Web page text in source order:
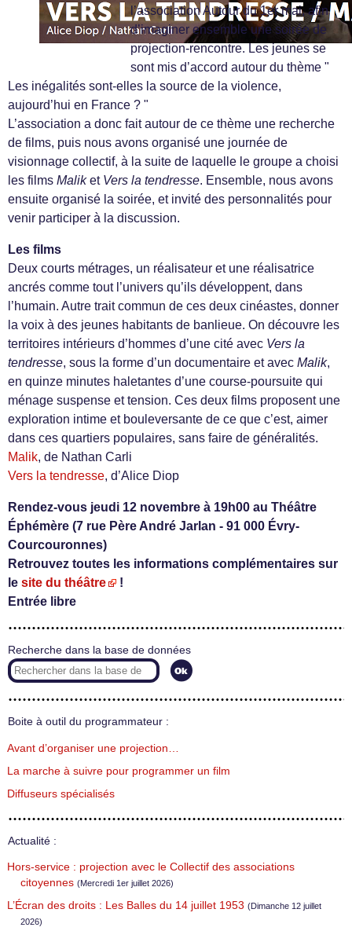
l’association Autour du 1er mai, afin
d’imaginer ensemble une soirée de
projection-rencontre. Les jeunes se
sont mis d’accord autour du thème "
Les inégalités sont-elles la source de la violence,
aujourd’hui en France ? "
L’association a donc fait autour de ce thème une recherche
de films, puis nous avons organisé une journée de
visionnage collectif, à la suite de laquelle le groupe a choisi
les films Maliket Vers la tendresse. Ensemble, nous avons
ensuite organisé la soirée, et invité des personnalités pour
venir participer à la discussion.
Les films
Deux courts métrages, un réalisateur et une réalisatrice
ancrés comme tout l’univers qu’ils développent, dans
l’humain. Autre trait commun de ces deux cinéastes, donner
la voix à des jeunes habitants de banlieue. On découvre les
territoires intérieurs d’hommes d’une cité avec Vers la
tendresse, sous la forme d’un documentaire et avec Malik,
en quinze minutes haletantes d’une course-poursuite qui
ménage suspense et tension. Ces deux films proposent une
exploration intime et bouleversante de ce que c’est, aimer
dans ces quartiers populaires, sans faire de généralités.
Malik, de Nathan Carli
Vers la tendresse, d’Alice Diop
Rendez-vous jeudi 12 novembre à 19h00 au Théâtre
Éphémère (7 rue Père André Jarlan - ​91 000 Évry-
Courcouronnes)
Retrouvez toutes les informations complémentaires sur
le site du théâtre
!
Entrée libre
Recherche dans la base de données
Boite à outil du programmateur :
Avant d’organiser une projection…
La marche à suivre pour programmer un film
Diffuseurs spécialisés
Actualité :
Hors-service : projection avec le Collectif des associations
citoyennes (Mercredi 1er juillet 2026)
L’Écran des droits : Les Balles du 14 juillet 1953 (Dimanche 12 juillet
2026)